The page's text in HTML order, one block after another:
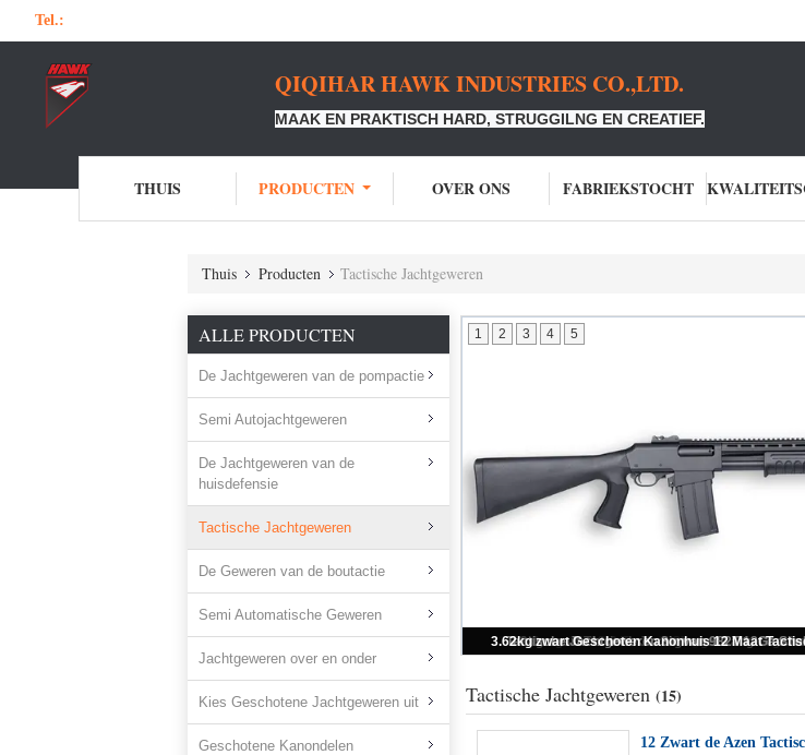
Tel.:
QIQIHAR HAWK INDUSTRIES CO.,LTD.
MAAK EN PRAKTISCH HARD, STRUGGILNG EN CREATIEF.
THUIS PRODUCTEN OVER ONS FABRIEKSTOCHT
Thuis Producten Tactische Jachtgeweren
ALLE PRODUCTEN
De Jachtgeweren van de pompactie
Semi Autojachtgeweren
De Jachtgeweren van de
huisdefensie
Tactische Jachtgeweren
De Geweren van de boutactie
Semi Automatische Geweren
Jachtgeweren over en onder
Kies Geschotene Jachtgeweren uit
Geschotene Kanondelen
1 2 3 4 5
Tactische Jachtgeweren (15)
12 Zwart de Azen